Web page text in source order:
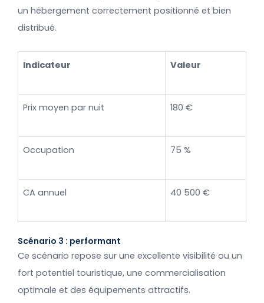
un hébergement correctement positionné et bien
distribué.
Indicateur Valeur
Prix moyen par nuit 180 €
Occupation 75 %
CA annuel 40 500 €
Scénario 3 : performant
Ce scénario repose sur une excellente visibilité ou un
fort potentiel touristique, une commercialisation
optimale et des équipements attractifs.